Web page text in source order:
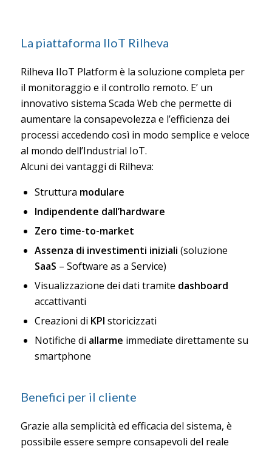
La piattaforma IIoT Rilheva
Rilheva IIoT Platform è la soluzione completa per
il monitoraggio e il controllo remoto. E’ un
innovativo sistema Scada Web che permette di
aumentare la consapevolezza e l’efficienza dei
processi accedendo così in modo semplice e veloce
al mondo dell’Industrial IoT.
Alcuni dei vantaggi di Rilheva:
Struttura modulare
Indipendente dall’hardware
Zero time-to-market
Assenza di investimenti iniziali (soluzione
SaaS – Software as a Service)
Visualizzazione dei dati tramite dashboard
accattivanti
Creazioni di KPI storicizzati
Notifiche di allarme immediate direttamente su
smartphone
Benefici per il cliente
Grazie alla semplicità ed efficacia del sistema, è
possibile essere sempre consapevoli del reale